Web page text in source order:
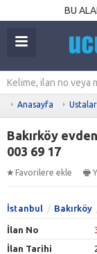
BU
Anasayfa
Bakırköy
003 69 17
Favorilere ekle
İstanbul Bakırköy
İlan No
İlan Tarihi